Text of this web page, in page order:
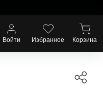
Избранное Корзина
Войти